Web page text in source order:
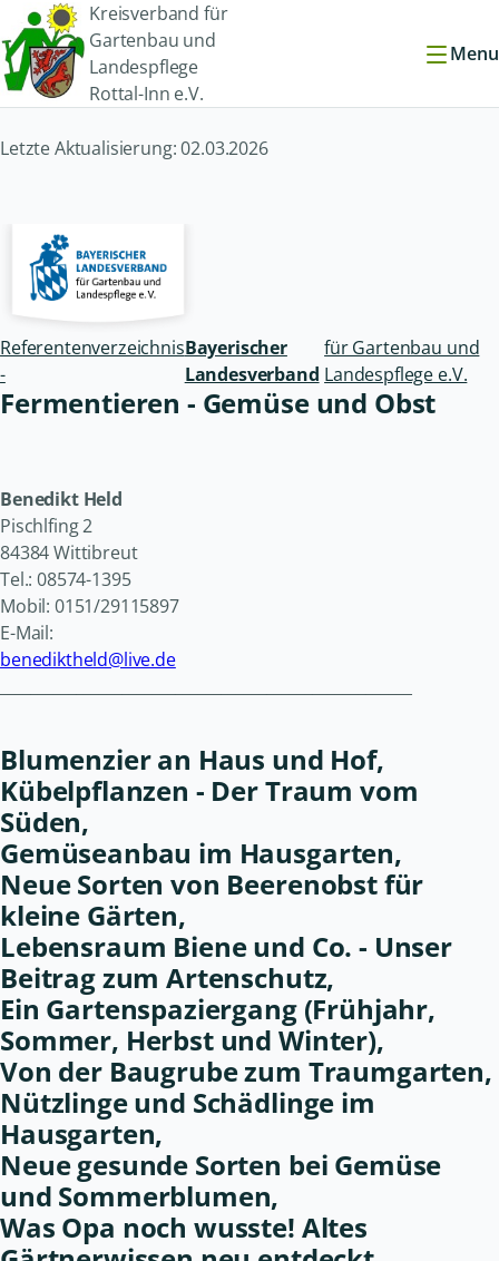
Kreisverband für
Gartenbau und
Landespflege
Rottal-Inn e.V.
Menu
Letzte Aktualisierung: 02.03.2026
Referentenverzeichnis
-
Bayerischer
Landesverband
für Gartenbau und
Landespflege e.V.
Fermentieren - Gemüse und Obst
Benedikt Held
Pischlfing 2
84384 Wittibreut
Tel.: 08574-1395
Mobil: 0151/29115897
E-Mail:
benediktheld@live.de
Blumenzier an Haus und Hof,
Kübelpflanzen - Der Traum vom
Süden,
Gemüseanbau im Hausgarten,
Neue Sorten von Beerenobst für
kleine Gärten,
Lebensraum Biene und Co. - Unser
Beitrag zum Artenschutz,
Ein Gartenspaziergang (Frühjahr,
Sommer, Herbst und Winter),
Von der Baugrube zum Traumgarten,
Nützlinge und Schädlinge im
Hausgarten,
Neue gesunde Sorten bei Gemüse
und Sommerblumen,
Was Opa noch wusste! Altes